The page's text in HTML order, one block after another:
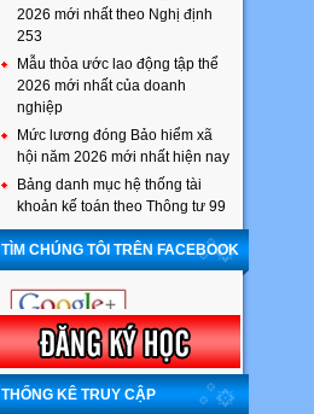
2026 mới nhất theo Nghị định
253
Mẫu thỏa ước lao động tập thể
2026 mới nhất của doanh
nghiệp
Mức lương đóng Bảo hiểm xã
hội năm 2026 mới nhất hiện nay
Bảng danh mục hệ thống tài
khoản kế toán theo Thông tư 99
TÌM CHÚNG TÔI TRÊN FACEBOOK
THỐNG KÊ TRUY CẬP